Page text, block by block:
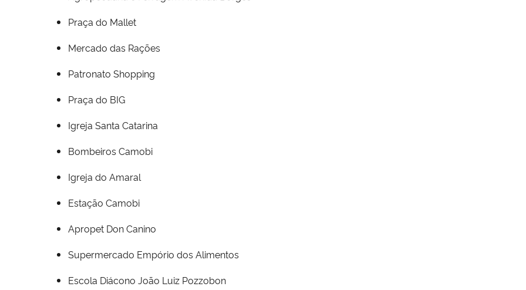
Praça do Mallet
Mercado das Rações
Patronato Shopping
Praça do BIG
Igreja Santa Catarina
Bombeiros Camobi
Igreja do Amaral
Estação Camobi
Apropet Don Canino
Supermercado Empório dos Alimentos
Escola Diácono João Luiz Pozzobon